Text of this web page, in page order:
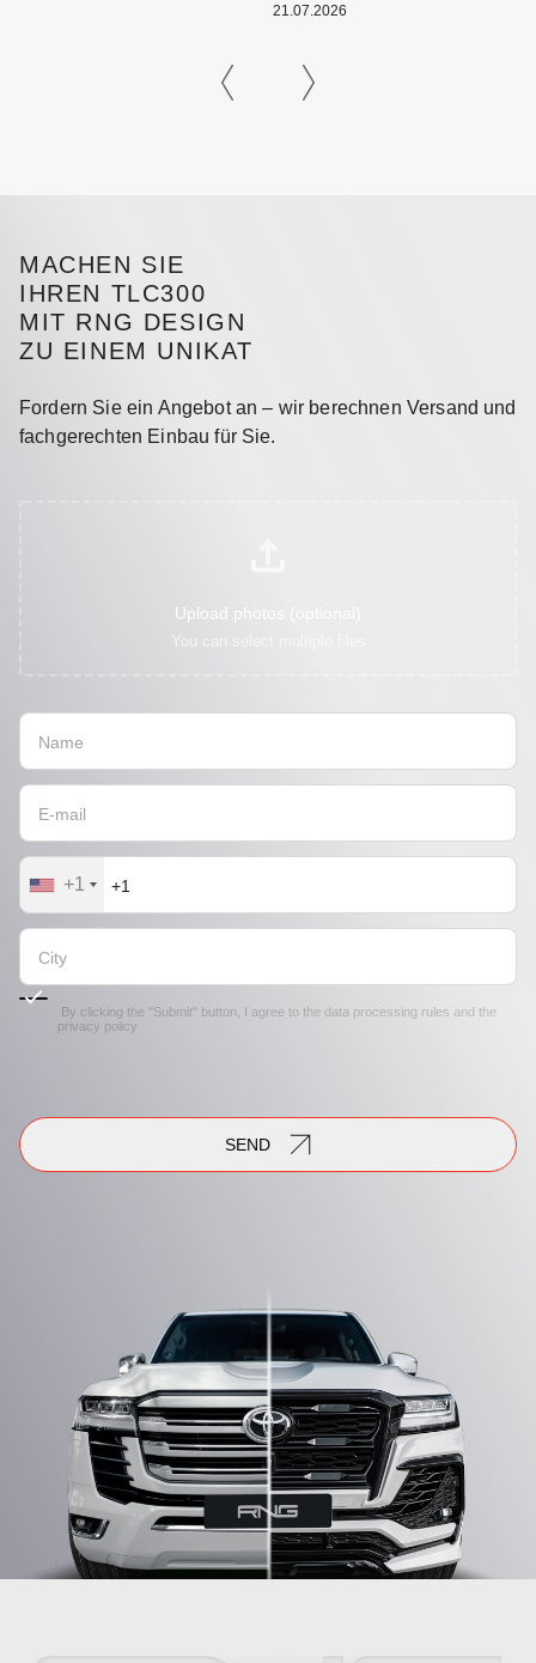
21.07.2026
MACHEN SIE
IHREN TLC300
MIT RNG DESIGN
ZU EINEM UNIKAT
Fordern Sie ein Angebot an – wir berechnen Versand und
fachgerechten Einbau für Sie.
Upload photos (optional)
+1
By clicking the "Submit" button, I agree to the data processing rules and the
privacy policy
SEND